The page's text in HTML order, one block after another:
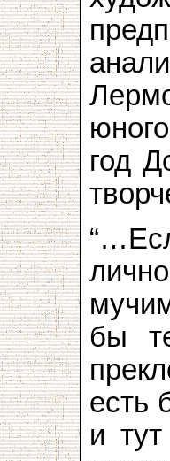
год
бы
есть
и